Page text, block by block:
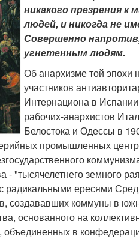
никакого презрения
людей, и никогда не
Совершенно
угнетенным людям.
Об анархизме той эпохи
участников
Интернациона в
рабочих-анархистов
Белостока и Одессы в
промышленных
- "тысячелетнего земного
радикальными ересями
создававших коммуны в
основанного на
объединенных в